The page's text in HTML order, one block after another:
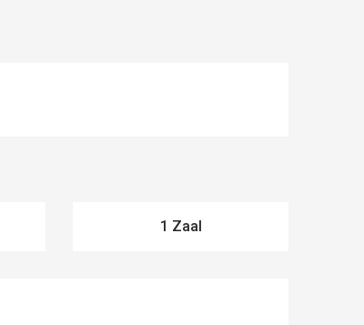
1 Zaal